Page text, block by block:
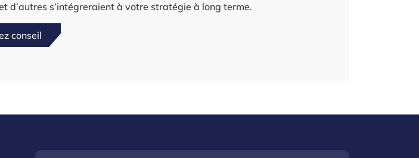
d’autres s’intégreraient à votre stratégie à long terme.
conseil